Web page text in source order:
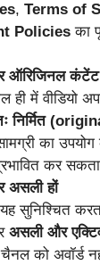
, Terms of
Policies का
ऑरिजिनल कंटेंट
ही में वीडियो
निर्मित
का
कर
असली हों
सुनिश्चित
असली और
को अवॉर्ड